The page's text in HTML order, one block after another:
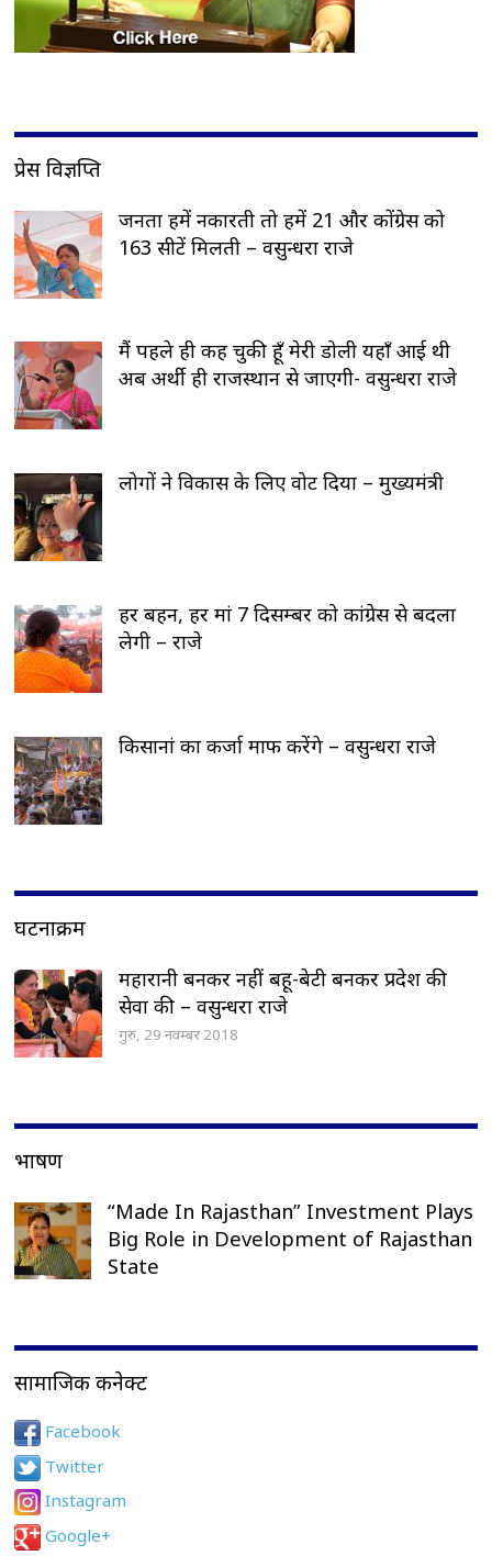
प्रेस विज्ञप्ति
जनता हमें नकारती तो हमें 21 और कोंग्रेस को
163 सीटें मिलती – वसुन्धरा राजे
मैं पहले ही कह चुकी हूँ मेरी डोली यहाँ आई थी
अब अर्थी ही राजस्थान से जाएगी- वसुन्धरा राजे
लोगों ने विकास के लिए वोट दिया – मुख्यमंत्री
हर बहन, हर मां 7 दिसम्बर को कांग्रेस से बदला
लेगी – राजे
किसानां का कर्जा माफ करेंगे – वसुन्धरा राजे
घटनाक्रम
महारानी बनकर नहीं बहू-बेटी बनकर प्रदेश की
सेवा की – वसुन्धरा राजे
गुरु, 29 नवम्बर 2018
भाषण
“Made In Rajasthan” Investment Plays
Big Role in Development of Rajasthan
State
सामाजिक कनेक्ट
Facebook
Twitter
Instagram
Google+